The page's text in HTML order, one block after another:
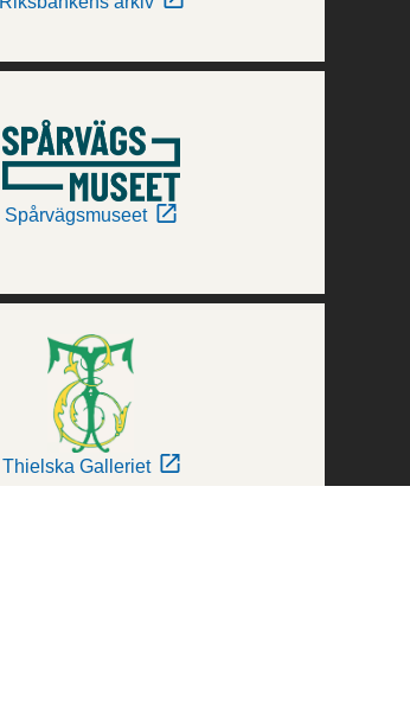
Spårvägsmuseet
Thielska Galleriet